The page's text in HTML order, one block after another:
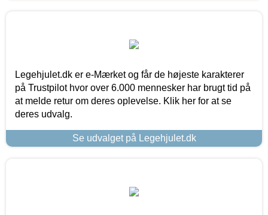
Legehjulet.dk er e-Mærket og får de højeste karakterer
på Trustpilot hvor over 6.000 mennesker har brugt tid på
at melde retur om deres oplevelse. Klik her for at se
deres udvalg.
Se udvalget på Legehjulet.dk